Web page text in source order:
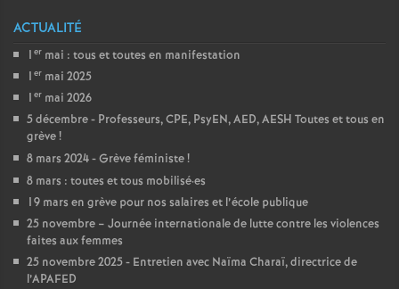
r
ACTUALITÉ
1 er mai : tous et toutes en manifestation
1 er mai 2025
1 er mai 2026
5 décembre - Professeurs, CPE, PsyEN, AED, AESH Toutes et tous en
grève!
8 mars 2024 - Grève féministe!
8 mars : toutes et tous mobilisé·es
19 mars en grève pour nos salaires et l’école publique
25 novembre – Journée internationale de lutte contre les violences
faites aux femmes
25 novembre 2025 - Entretien avec Naïma Charaï, directrice de
l’APAFED